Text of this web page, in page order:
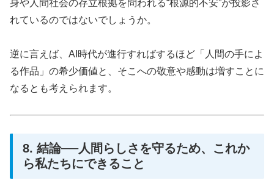
身や人間社会の存立根拠を問われる“根源的不安”が投影さ
れているのではないでしょうか。
逆に言えば、AI時代が進行すればするほど「人間の手によ
る作品」の希少価値と、そこへの敬意や感動は増すことに
なるとも考えられます。
8. 結論──人間らしさを守るため、これか
ら私たちにできること